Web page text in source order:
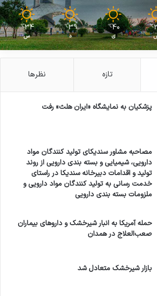
℃
40
℃
ی
39
℃
د
34
℃
س
تازه نظرها
پزشکیان به نمایشگاه «ایران هلث» رفت
مصاحبه مشاور سندیکای تولید کنندگان مواد
دارویی، شیمیایی و بسته بندی دارویی از روند
تولید و اقدامات دبیرخانه سندیکا در راستای
خدمت رسانی به تولید کنندگان مواد دارویی و
ملزومات بسته بندی دارویی
حمله آمریکا به انبار شیرخشک و داروهای بیماران
صعب‌العلاج در همدان
بازار شیرخشک متعادل شد